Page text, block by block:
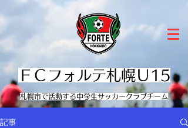
ＦＣフォルテ札幌Ｕ15
​札幌市で活動する中学生サッカークラブチーム
記事